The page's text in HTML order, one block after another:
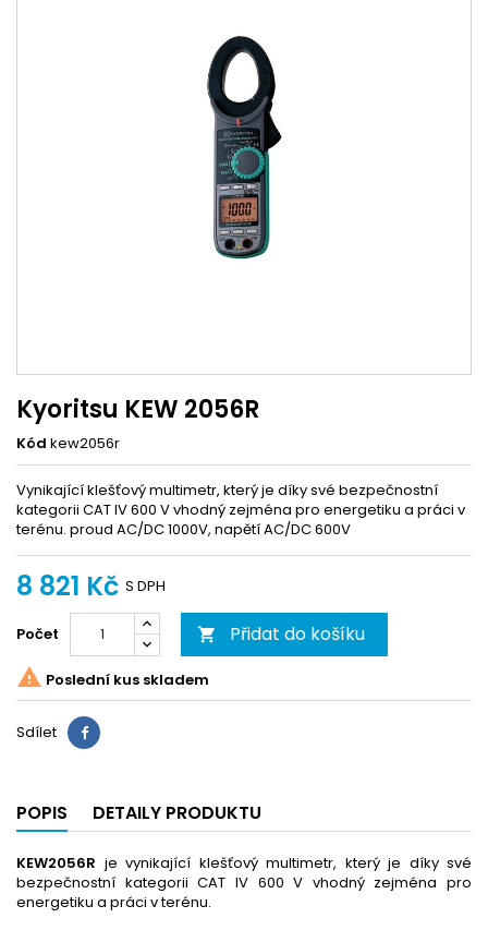
Kyoritsu KEW 2056R
Kód kew2056r
Vynikající klešťový multimetr, který je díky své bezpečnostní
kategorii CAT IV 600 V vhodný zejména pro energetiku a práci v
terénu. proud AC/DC 1000V, napětí AC/DC 600V
8 821 Kč S DPH
Počet  Přidat do košíku
 Poslední kus skladem
Sdílet Sdílet
POPIS DETAILY PRODUKTU
KEW2056R je vynikající klešťový multimetr, který je díky své
bezpečnostní kategorii CAT IV 600 V vhodný zejména pro
energetiku a práci v terénu.